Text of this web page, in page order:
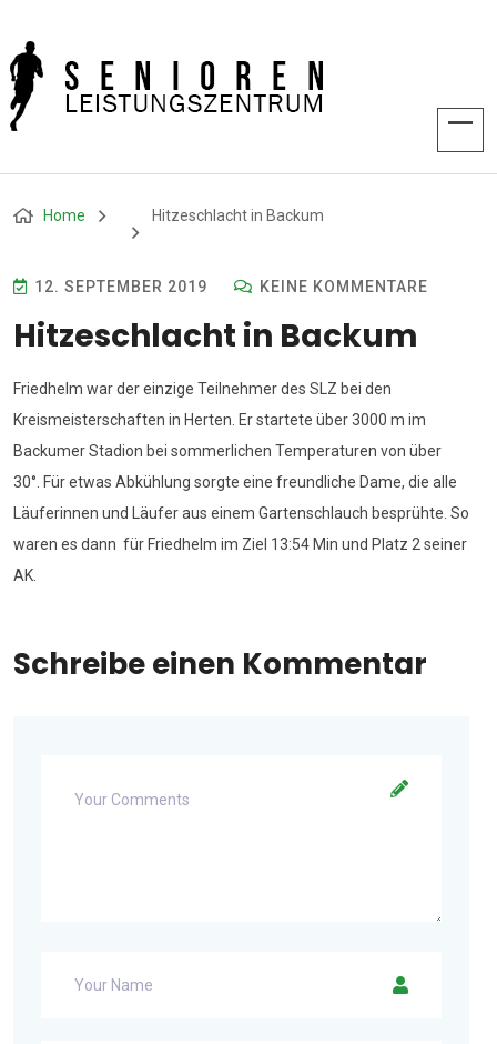
Home Hitzeschlacht in Backum
12. SEPTEMBER 2019 KEINE KOMMENTARE
Hitzeschlacht in Backum
Friedhelm war der einzige Teilnehmer des SLZ bei den
Kreismeisterschaften in Herten. Er startete über 3000 m im
Backumer Stadion bei sommerlichen Temperaturen von über
30°. Für etwas Abkühlung sorgte eine freundliche Dame, die alle
Läuferinnen und Läufer aus einem Gartenschlauch besprühte. So
waren es dann für Friedhelm im Ziel 13:54 Min und Platz 2 seiner
AK.
Schreibe einen Kommentar